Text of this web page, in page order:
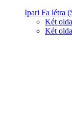
Ipari Fa létra
Két
Két